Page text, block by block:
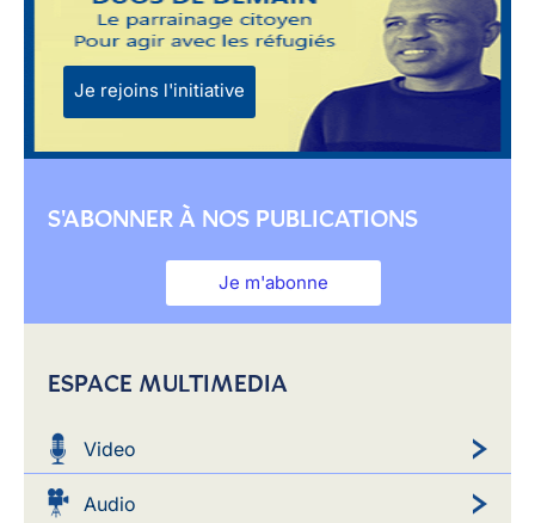
Je rejoins l'initiative
S'ABONNER À NOS PUBLICATIONS
Je m'abonne
ESPACE MULTIMEDIA
Video
Audio